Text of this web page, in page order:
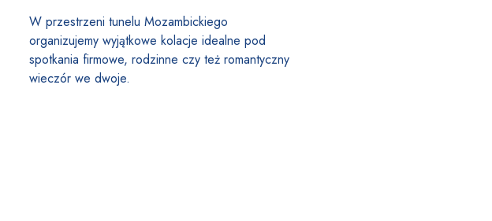
W przestrzeni tunelu Mozambickiego
organizujemy wyjątkowe kolacje idealne pod
spotkania firmowe, rodzinne czy też romantyczny
wieczór we dwoje.